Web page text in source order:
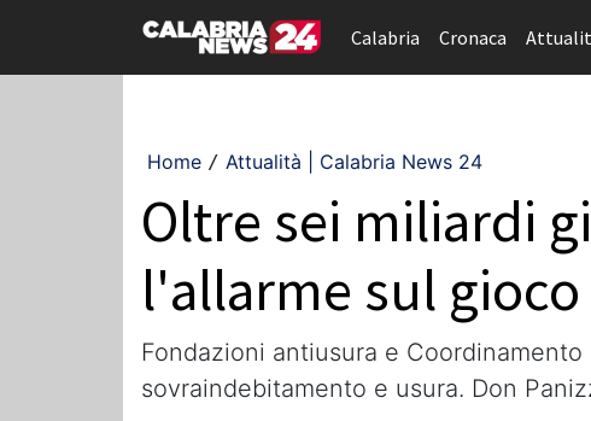
Calabria Cronaca
Home / Attualità | Calabria News 24
Oltre sei miliardi
l'allarme sul
Fondazioni antiusura e
sovraindebitamento e usura. Don